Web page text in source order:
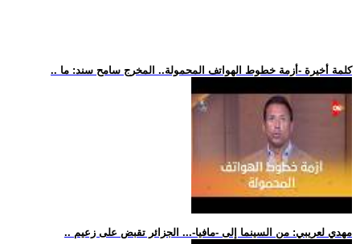
.. كلمة أخيرة -أزمة خطوط الهواتف المحمولة.. المخرج سامح سند: ما
.. مهدي لعريبي: من السينما إلى -مافيا-... الجزائر تقبض على زعيم